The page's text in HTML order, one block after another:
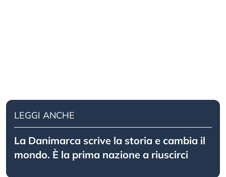
LEGGI ANCHE
La Danimarca scrive la storia e cambia il
mondo. È la prima nazione a riuscirci